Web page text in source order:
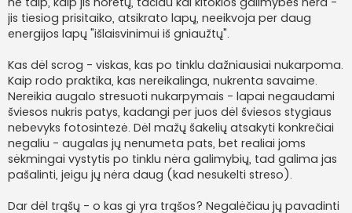
jis tiesiog prisitaiko, atsikrato lapų, neeikvoja per daug
energijos lapų "išlaisvinimui iš gniaužtų".
Kas dėl scrog - viskas, kas po tinklu dažniausiai nukarpoma.
Kaip rodo praktika, kas nereikalinga, nukrenta savaime.
Nereikia augalo stresuoti nukarpymais - lapai negaudami
šviesos nukris patys, kadangi per juos dėl šviesos stygiaus
nebevyks fotosintezė. Dėl mažų šakelių atsakyti konkrečiai
negaliu - augalas jų nenumeta pats, bet realiai joms
sėkmingai vystytis po tinklu nėra galimybių, tad galima jas
pašalinti, jeigu jų nėra daug (kad nesukelti streso).
Dar dėl trąšų - o kas gi yra trąšos? Negalėčiau jų pavadinti